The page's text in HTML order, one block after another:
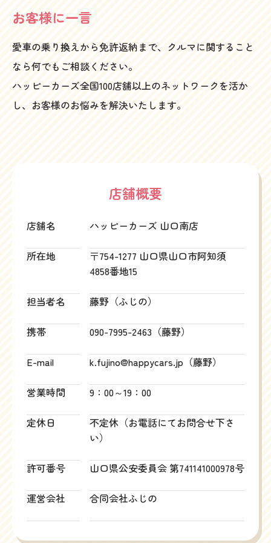
お客様に一言
愛車の乗り換えから免許返納まで、クルマに関すること
なら何でもご相談ください。
ハッピーカーズ全国100店舗以上のネットワークを活か
し、お客様のお悩みを解決いたします。
店舗概要
店舗名 ハッピーカーズ 山口南店
所在地
〒754-1277 山口県山口市阿知須
4858番地15
担当者名 藤野（ふじの）
携帯 090-7995-2463（藤野）
E-mail k.fujino@happycars.jp（藤野）
営業時間 9：00～19：00
定休日
不定休（お電話にてお問合せ下さ
い）
許可番号 山口県公安委員会 第741141000978号
運営会社 合同会社ふじの